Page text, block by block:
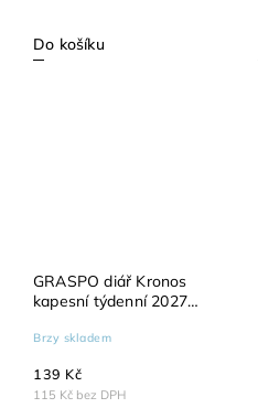
Do košíku
GRASPO diář Kronos
kapesní týdenní 2027
Brzy skladem
115 Kč bez DPH
139 Kč